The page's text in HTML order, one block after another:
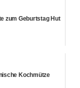
zum Geburtstag Hut
Kochmütze